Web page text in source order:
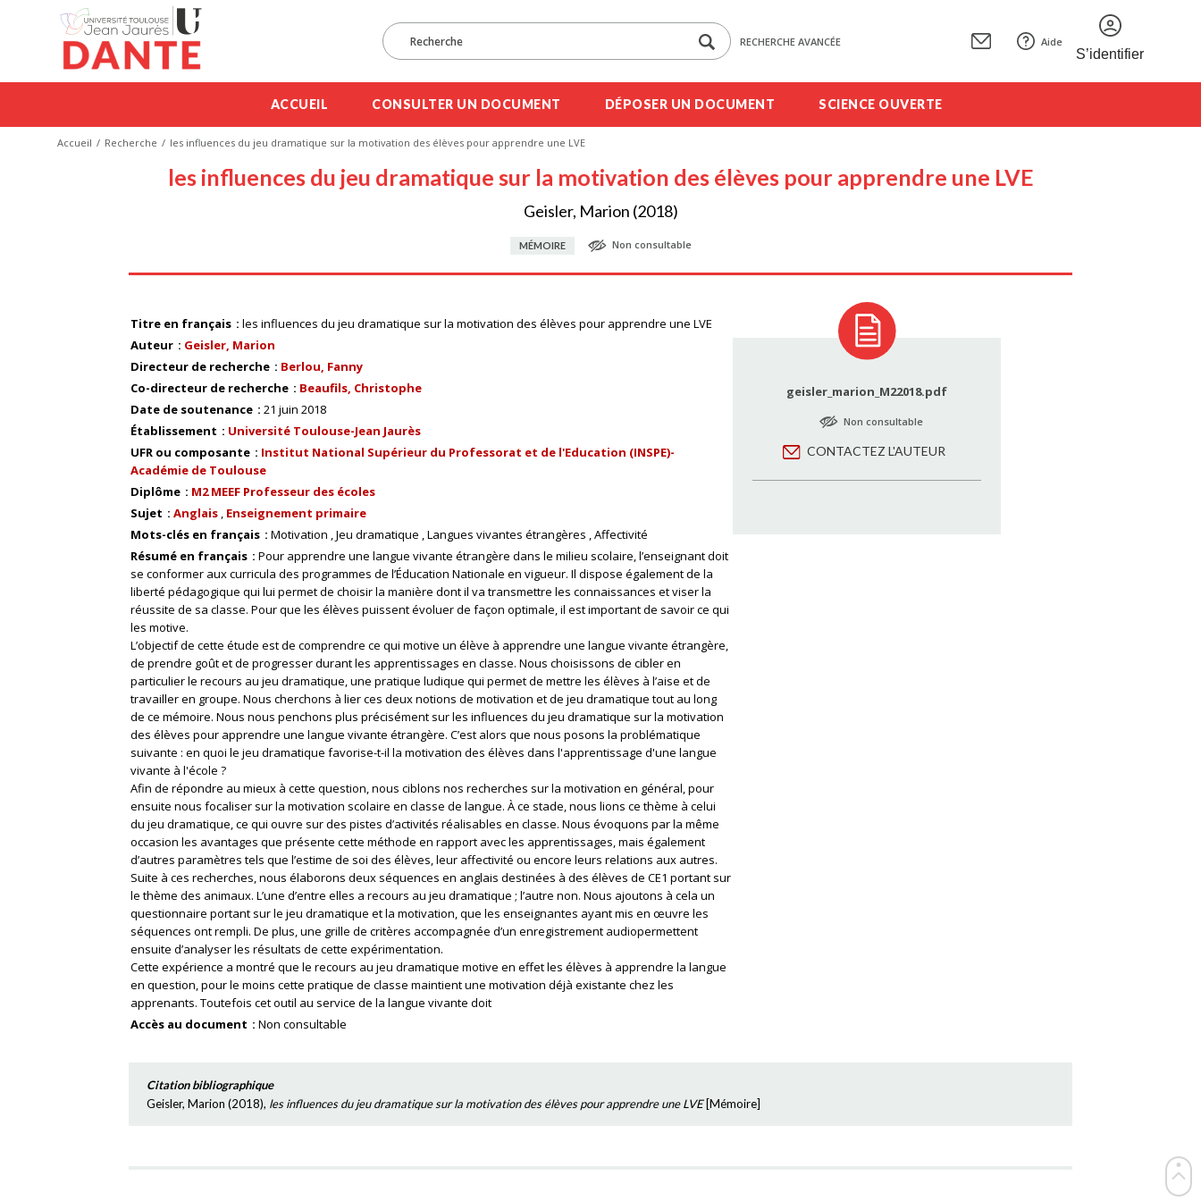
RECHERCHE AVANCÉE Aide
S’identifier
ACCUEIL CONSULTER UN DOCUMENT DÉPOSER UN DOCUMENT SCIENCE OUVERTE
Accueil Recherche les influences du jeu dramatique sur la motivation des élèves pour apprendre une LVE
les influences du jeu dramatique sur la motivation des élèves pour apprendre une LVE
Geisler, Marion (2018)
MÉMOIRE Non consultable
Titre en français
les influences du jeu dramatique sur la motivation des élèves pour apprendre une LVE
Auteur
Geisler, Marion
Directeur de recherche
Berlou, Fanny
Co-directeur de recherche
Beaufils, Christophe
Date de soutenance
21 juin 2018
Établissement
Université Toulouse-Jean Jaurès
UFR ou composante
Institut National Supérieur du Professorat et de l'Education (INSPE)-
Académie de Toulouse
Diplôme
M2 MEEF Professeur des écoles
Sujet
Anglais Enseignement primaire
Mots-clés en français
Motivation Jeu dramatique Langues vivantes étrangères Affectivité
Résumé en français
Pour apprendre une langue vivante étrangère dans le milieu scolaire, l’enseignant doit
se conformer aux curricula des programmes de l’Éducation Nationale en vigueur. Il dispose également de la
liberté pédagogique qui lui permet de choisir la manière dont il va transmettre les connaissances et viser la
réussite de sa classe. Pour que les élèves puissent évoluer de façon optimale, il est important de savoir ce qui
les motive.
L’objectif de cette étude est de comprendre ce qui motive un élève à apprendre une langue vivante étrangère,
de prendre goût et de progresser durant les apprentissages en classe. Nous choisissons de cibler en
particulier le recours au jeu dramatique, une pratique ludique qui permet de mettre les élèves à l’aise et de
travailler en groupe. Nous cherchons à lier ces deux notions de motivation et de jeu dramatique tout au long
de ce mémoire. Nous nous penchons plus précisément sur les influences du jeu dramatique sur la motivation
des élèves pour apprendre une langue vivante étrangère. C’est alors que nous posons la problématique
suivante : en quoi le jeu dramatique favorise-t-il la motivation des élèves dans l'apprentissage d'une langue
vivante à l'école ?
Afin de répondre au mieux à cette question, nous ciblons nos recherches sur la motivation en général, pour
ensuite nous focaliser sur la motivation scolaire en classe de langue. À ce stade, nous lions ce thème à celui
du jeu dramatique, ce qui ouvre sur des pistes d’activités réalisables en classe. Nous évoquons par la même
occasion les avantages que présente cette méthode en rapport avec les apprentissages, mais également
d’autres paramètres tels que l’estime de soi des élèves, leur affectivité ou encore leurs relations aux autres.
Suite à ces recherches, nous élaborons deux séquences en anglais destinées à des élèves de CE1 portant sur
le thème des animaux. L’une d’entre elles a recours au jeu dramatique ; l’autre non. Nous ajoutons à cela un
questionnaire portant sur le jeu dramatique et la motivation, que les enseignantes ayant mis en œuvre les
séquences ont rempli. De plus, une grille de critères accompagnée d’un enregistrement audiopermettent
ensuite d’analyser les résultats de cette expérimentation.
Cette expérience a montré que le recours au jeu dramatique motive en effet les élèves à apprendre la langue
en question, pour le moins cette pratique de classe maintient une motivation déjà existante chez les
apprenants. Toutefois cet outil au service de la langue vivante doit
Accès au document
Non consultable
geisler_marion_M22018.pdf
Non consultable
CONTACTEZ L'AUTEUR
Citation bibliographique
Geisler, Marion (2018), les influences du jeu dramatique sur la motivation des élèves pour apprendre une LVE[Mémoire]